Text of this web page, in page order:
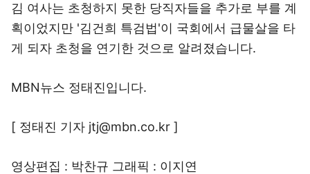
김 여사는 초청하지 못한 당직자들을 추가로 부를 계
획이었지만 '김건희 특검법'이 국회에서 급물살을 타
게 되자 초청을 연기한 것으로 알려졌습니다.
MBN뉴스 정태진입니다.
[ 정태진 기자 jtj@mbn.co.kr ]
영상편집 : 박찬규 그래픽 : 이지연